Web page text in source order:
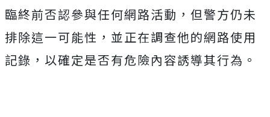
臨終前否認參與任何網路活動，但警方仍未
排除這一可能性，並正在調查他的網路使用
記錄，以確定是否有危險內容誘導其行為。